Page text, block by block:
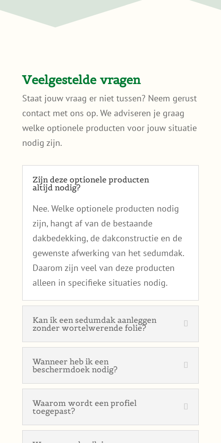
Veelgestelde vragen
Staat jouw vraag er niet tussen? Neem gerust
contact met ons op. We adviseren je graag
welke optionele producten voor jouw situatie
nodig zijn.
Zijn deze optionele producten
altijd nodig?
Nee. Welke optionele producten nodig
zijn, hangt af van de bestaande
dakbedekking, de dakconstructie en de
gewenste afwerking van het sedumdak.
Daarom zijn veel van deze producten
alleen in specifieke situaties nodig.
Kan ik een sedumdak aanleggen
zonder wortelwerende folie?
Wanneer heb ik een
beschermdoek nodig?
Waarom wordt een profiel
toegepast?